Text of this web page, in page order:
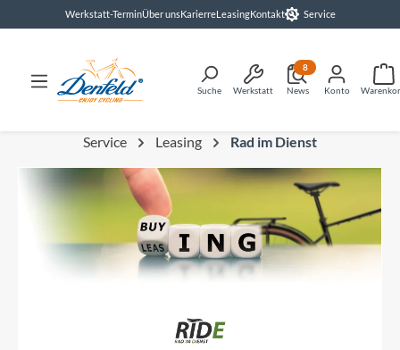
springenWerkstatt-TerminÜber unsKarierreLeasingKontakt Service
Suche Werkstatt News
8
Konto
Service Leasing Rad im Dienst